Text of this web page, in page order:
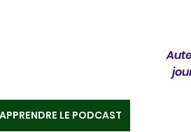
APPRENDRE LE PODCAST